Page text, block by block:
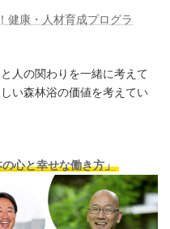
健康・人材育成プログラ
人の関わりを一緒に考えて
い森林浴の価値を考えてい
心と幸せな働き方」